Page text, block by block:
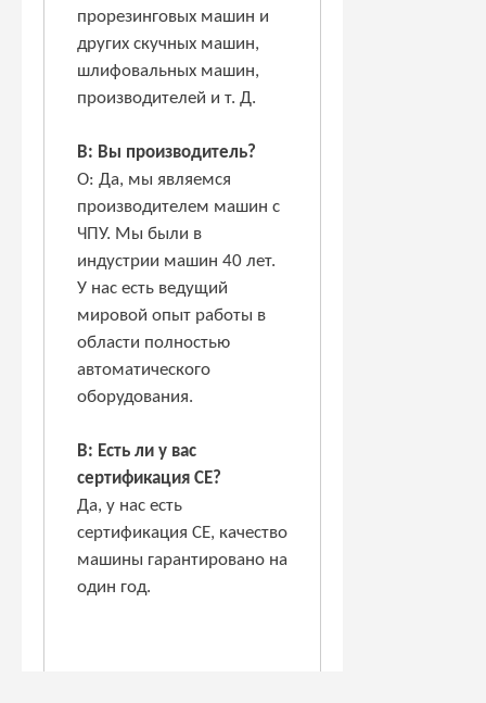
прорезинговых машин и
других скучных машин,
шлифовальных машин,
производителей и т. Д.
В: Вы производитель?
О: Да, мы являемся
производителем машин с
ЧПУ. Мы были в
индустрии машин 40 лет.
У нас есть ведущий
мировой опыт работы в
области полностью
автоматического
оборудования.
В: Есть ли у вас
сертификация CE?
Да, у нас есть
сертификация CE, качество
машины гарантировано на
один год.